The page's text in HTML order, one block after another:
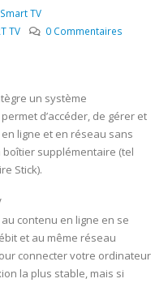
TV
TV 0 Commentaires
un système
d’accéder, de gérer et
ligne et en réseau sans
supplémentaire (tel
Stick).
contenu en ligne en se
et au même réseau
connecter votre ordinateur
la plus stable, mais si